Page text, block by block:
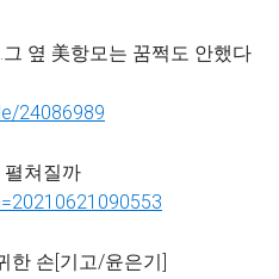
옆 美항모는 꿈쩍도 안했다
24086989
펼쳐질까
한 손[기고/윤은기]